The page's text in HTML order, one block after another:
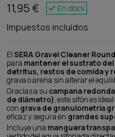
11,95 € En stock
Impuestos incluidos
El SERA Gravel Cleaner Round
para mantener el sustrato
detritus, restos de comida y
grava o arena sin alterar el
Gracias a su campana
de diámetro), este sifón es
con grava de granulometría
eficaz y segura en grandes
Incluye una manguera